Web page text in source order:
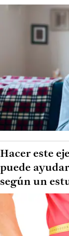
Hacer este
puede
según un